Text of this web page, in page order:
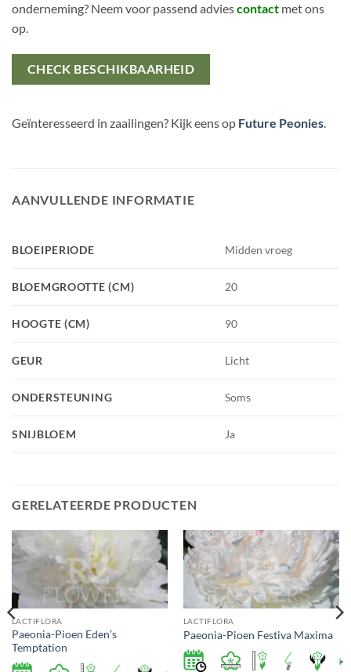
onderneming? Neem voor passend adviescontact met ons
op.
CHECK BESCHIKBAARHEID
Geïnteresseerd in zaailingen? Kijk eens op Future Peonies.
AANVULLENDE INFORMATIE
BLOEIPERIODE Midden vroeg
BLOEMGROOTTE (CM) 20
HOOGTE (CM) 90
GEUR Licht
ONDERSTEUNING Soms
SNIJBLOEM Ja
GERELATEERDE PRODUCTEN
LACTIFLORA
Paeonia-Pioen Eden’s
Temptation
LACTIFLORA
Paeonia-Pioen Festiva Maxima